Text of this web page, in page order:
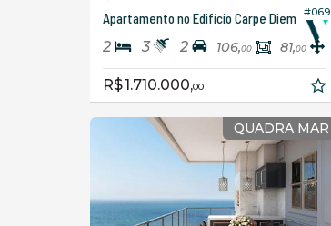
#069
Apartamento no Edifício Carpe Diem
2 3 2 106,00 81,00
R$ 1.710.000,00
QUADRA MAR